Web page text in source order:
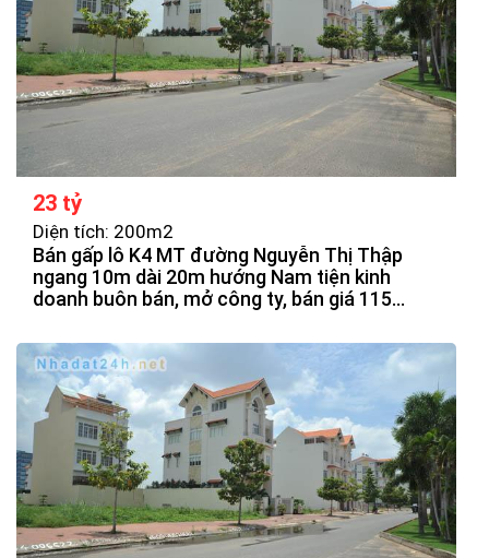
23 tỷ
Diện tích: 200m2
Bán gấp lô K4 MT đường Nguyễn Thị Thập
ngang 10m dài 20m hướng Nam tiện kinh
doanh buôn bán, mở công ty, bán giá 115